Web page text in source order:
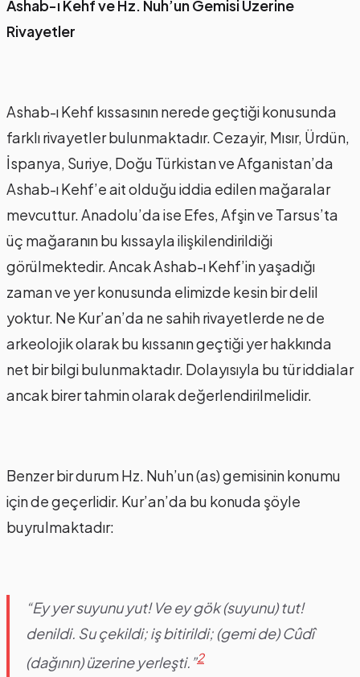
Ashab-ı Kehf ve Hz. Nuh’un Gemisi Üzerine
Rivayetler
Ashab-ı Kehf kıssasının nerede geçtiği konusunda
farklı rivayetler bulunmaktadır. Cezayir, Mısır, Ürdün,
İspanya, Suriye, Doğu Türkistan ve Afganistan’da
Ashab-ı Kehf’e ait olduğu iddia edilen mağaralar
mevcuttur. Anadolu’da ise Efes, Afşin ve Tarsus’ta
üç mağaranın bu kıssayla ilişkilendirildiği
görülmektedir. Ancak Ashab-ı Kehf’in yaşadığı
zaman ve yer konusunda elimizde kesin bir delil
yoktur. Ne Kur’an’da ne sahih rivayetlerde ne de
arkeolojik olarak bu kıssanın geçtiği yer hakkında
net bir bilgi bulunmaktadır. Dolayısıyla bu tür iddialar
ancak birer tahmin olarak değerlendirilmelidir.
Benzer bir durum Hz. Nuh’un (as) gemisinin konumu
için de geçerlidir. Kur’an’da bu konuda şöyle
buyrulmaktadır:
“Ey yer suyunu yut! Ve ey gök (suyunu) tut!
denildi. Su çekildi; iş bitirildi; (gemi de) Cûdî
(dağının) üzerine yerleşti.”2